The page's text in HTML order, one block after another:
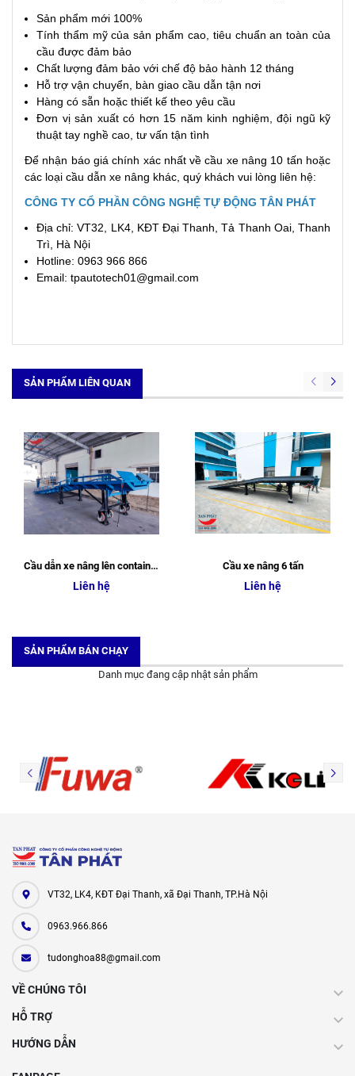
Sản phẩm mới 100%
Tính thẩm mỹ của sản phẩm cao, tiêu chuẩn an toàn của
cầu được đảm bảo
Chất lượng đảm bảo với chế độ bảo hành 12 tháng
Hỗ trợ vận chuyển, bàn giao cầu dẫn tận nơi
Hàng có sẵn hoặc thiết kế theo yêu cầu
Đơn vị sản xuất có hơn 15 năm kinh nghiệm, đội ngũ kỹ
thuật tay nghề cao, tư vấn tận tình
Để nhận báo giá chính xác nhất về cầu xe nâng 10 tấn hoặc
các loại cầu dẫn xe nâng khác, quý khách vui lòng liên hệ:
CÔNG TY CỔ PHẦN CÔNG NGHỆ TỰ ĐỘNG TÂN PHÁT
Địa chỉ: VT32, LK4, KĐT Đại Thanh, Tả Thanh Oai, Thanh
Trì, Hà Nội
Hotline: 0963 966 866
Email: tpautotech01@gmail.com
SẢN PHẨM LIÊN QUAN
Cầu dẫn xe nâng lên container
Liên hệ
Cầu xe nâng 6 tấn
Liên hệ
SẢN PHẨM BÁN CHẠY
Danh mục đang cập nhật sản phẩm
VT32, LK4, KĐT Đại Thanh, xã Đại Thanh, TP.Hà Nội
0963.966.866
tudonghoa88@gmail.com
VỀ CHÚNG TÔI
HỖ TRỢ
HƯỚNG DẪN